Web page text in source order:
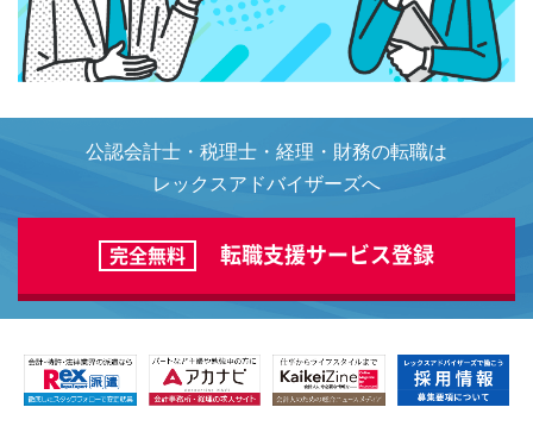
公認会計士・税理士・経理・財務の転職は
レックスアドバイザーズへ
完全無料 転職支援サービス登録